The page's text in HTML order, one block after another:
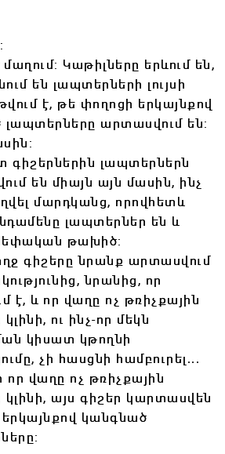
Կաթիլները երևում են,
են լապտերների լույսի
է, թե փողոցի երկայնքով
արտասվում են:
գիշերներին լապտերներն
են միայն այն մասին, ինչ
մարդկանց, որովհետև
լապտերներ են և
թախիծ:
գիշերը նրանք արտասվում
նրանից, որ
է, և որ վաղը ոչ թռիչքային
ու ինչ-որ մեկն
կիսատ կթողնի
չի հասցնի համբուրել․․․
որ վաղը ոչ թռիչքային
այս գիշեր կարտասվեն
կանգնած